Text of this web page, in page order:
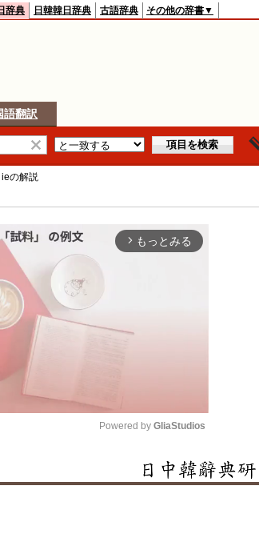
辞典 日韓韓日辞典 古語辞典 その他の辞書▼
語翻訳
ieの解説
arrow_forward_ios もっとみる
Mute
Powered by GliaStudios